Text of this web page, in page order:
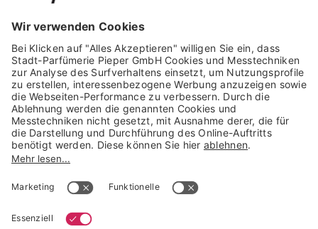
Trusted Shops Mitglied seit 2010